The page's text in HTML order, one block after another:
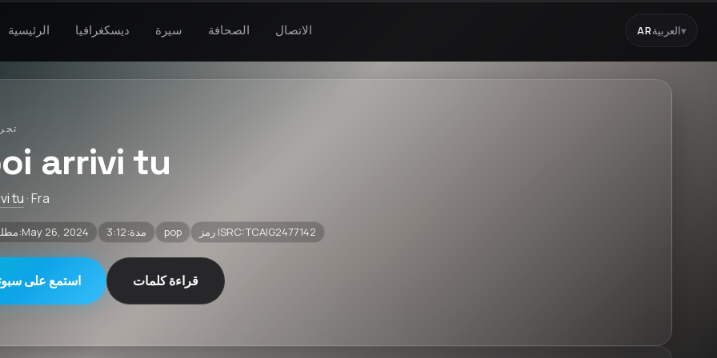
الرئيسية ديسكغرافيا سيرة الصحافة الاتصال ARالعربية▾
arrivi tu
tu · Fra
مطلق سراحه:May 26, 2024 مدة:3:12 pop رمز ISRC:TCAIG2477142
استمع على قراءة كلمات